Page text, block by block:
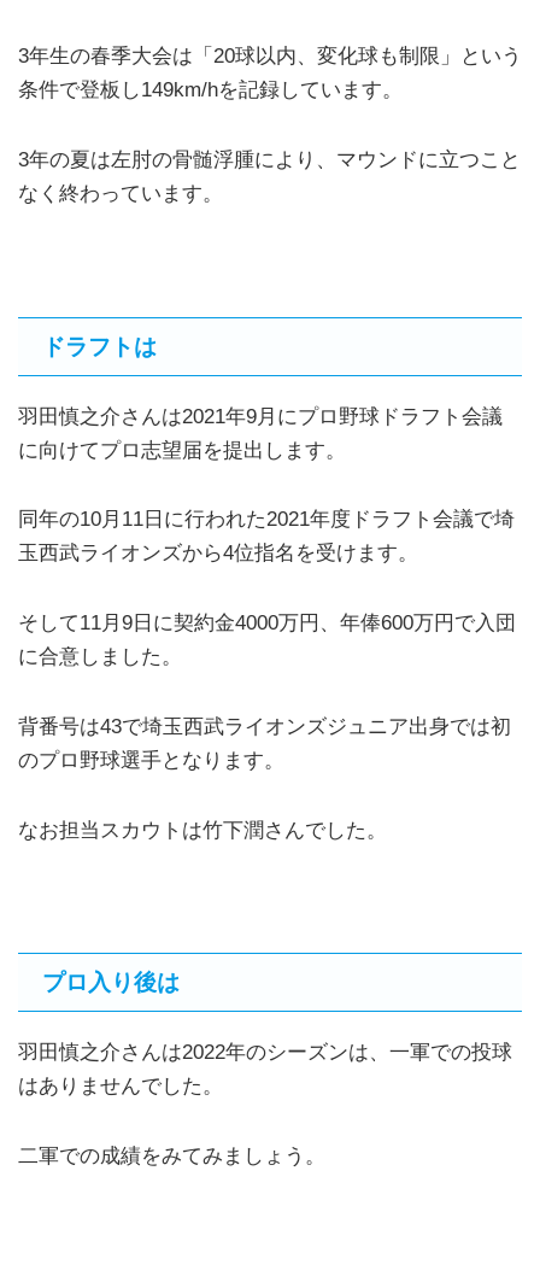
3年生の春季大会は「20球以内、変化球も制限」という
条件で登板し149km/hを記録しています。
3年の夏は左肘の骨髄浮腫により、マウンドに立つこと
なく終わっています。
ドラフトは
羽田慎之介さんは2021年9月にプロ野球ドラフト会議
に向けてプロ志望届を提出します。
同年の10月11日に行われた2021年度ドラフト会議で埼
玉西武ライオンズから4位指名を受けます。
そして11月9日に契約金4000万円、年俸600万円で入団
に合意しました。
背番号は43で埼玉西武ライオンズジュニア出身では初
のプロ野球選手となります。
なお担当スカウトは竹下潤さんでした。
プロ入り後は
羽田慎之介さんは2022年のシーズンは、一軍での投球
はありませんでした。
二軍での成績をみてみましょう。